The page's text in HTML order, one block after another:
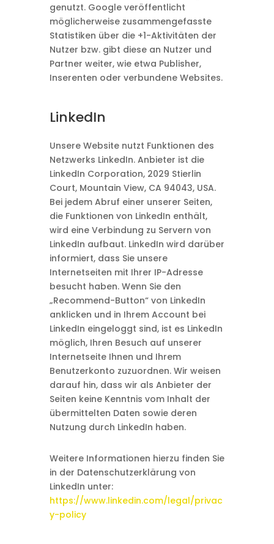
genutzt. Google veröffentlicht
möglicherweise zusammengefasste
Statistiken über die +1-Aktivitäten der
Nutzer bzw. gibt diese an Nutzer und
Partner weiter, wie etwa Publisher,
Inserenten oder verbundene Websites.
LinkedIn
Unsere Website nutzt Funktionen des
Netzwerks LinkedIn. Anbieter ist die
LinkedIn Corporation, 2029 Stierlin
Court, Mountain View, CA 94043, USA.
Bei jedem Abruf einer unserer Seiten,
die Funktionen von LinkedIn enthält,
wird eine Verbindung zu Servern von
LinkedIn aufbaut. LinkedIn wird darüber
informiert, dass Sie unsere
Internetseiten mit Ihrer IP-Adresse
besucht haben. Wenn Sie den
„Recommend-Button“ von LinkedIn
anklicken und in Ihrem Account bei
LinkedIn eingeloggt sind, ist es LinkedIn
möglich, Ihren Besuch auf unserer
Internetseite Ihnen und Ihrem
Benutzerkonto zuzuordnen. Wir weisen
darauf hin, dass wir als Anbieter der
Seiten keine Kenntnis vom Inhalt der
übermittelten Daten sowie deren
Nutzung durch LinkedIn haben.
Weitere Informationen hierzu finden Sie
in der Datenschutzerklärung von
LinkedIn unter:
https://www.linkedin.com/legal/privac
y-policy